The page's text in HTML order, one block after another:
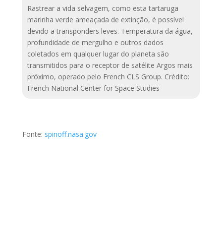
Rastrear a vida selvagem, como esta tartaruga
marinha verde ameaçada de extinção, é possível
devido a transponders leves. Temperatura da água,
profundidade de mergulho e outros dados
coletados em qualquer lugar do planeta são
transmitidos para o receptor de satélite Argos mais
próximo, operado pelo French CLS Group. Crédito:
French National Center for Space Studies
Fonte: spinoff.nasa.gov